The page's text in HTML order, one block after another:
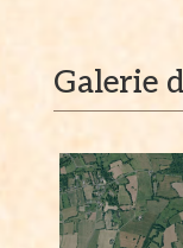
Galerie